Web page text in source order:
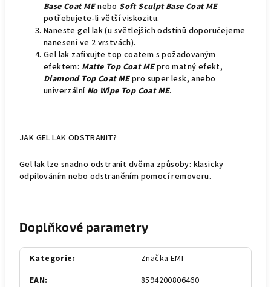
Base Coat MEnebo Soft Sculpt Base Coat ME
potřebujete-li větší viskozitu.
Naneste gel lak (u světlejších odstínů doporučejeme
nanesení ve 2 vrstvách).
Gel lak zafixujte top coatem s požadovaným
efektem: Matte Top Coat MEpro matný efekt,
Diamond Top Coat MEpro super lesk, anebo
univerzální No Wipe Top Coat ME.
JAK GEL LAK ODSTRANIT?
Gel lak lze snadno odstranit dvěma způsoby: klasicky
odpilováním nebo odstraněním pomocí removeru.
Doplňkové parametry
Kategorie:
Značka EMI
EAN:
8594200806460